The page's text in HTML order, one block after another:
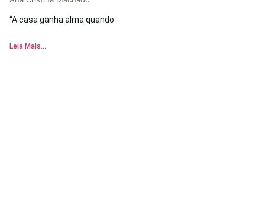
“A casa ganha alma quando
Leia Mais...